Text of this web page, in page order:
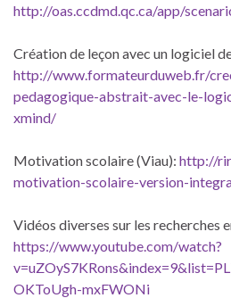
http://oas.ccdmd.qc.ca/app/
Création de leçon avec un logiciel
http://www.formateurduweb.fr/
pedagogique-abstrait-avec-le-
xmind/
Motivation scolaire (Viau): http://
motivation-scolaire-version-
Vidéos diverses sur les recherches
https://www.youtube.com/watch?
OKToUgh-mxFWONi